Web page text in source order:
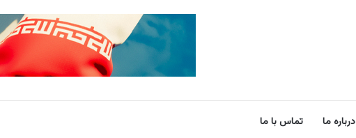
درباره ما تماس با ما